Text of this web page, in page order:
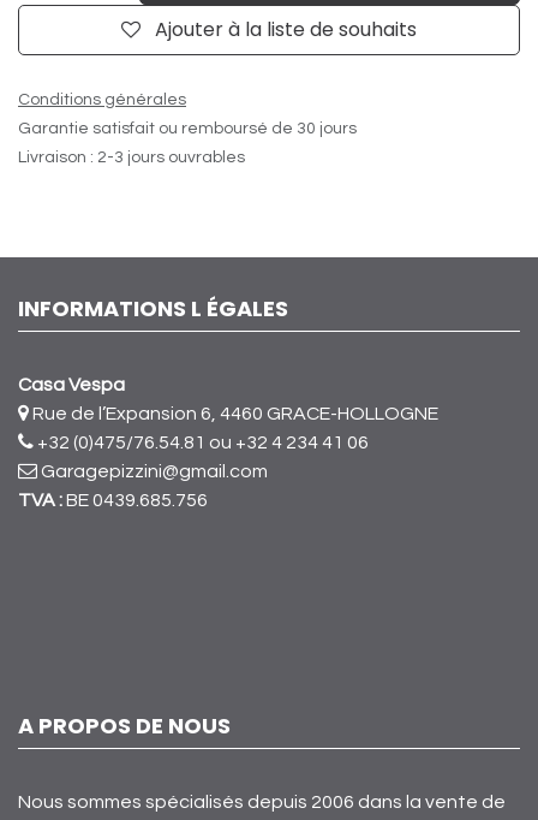
Ajouter à la liste de souhaits
Conditions générales
Garantie satisfait ou remboursé de 30 jours
Livraison : 2-3 jours ouvrables
INFORMATIONS L ÉGALES
Casa Vespa
Rue de l’Expansion 6, 4460 GRACE-HOLLOGNE
+32 (0)475/76.54.81 ou +32 4 234 41 06
Garagepizzini@gmail.com
TVA :BE 0439.685.756
A PROPOS DE NOUS
Nous sommes spécialisés depuis 2006 dans la vente de